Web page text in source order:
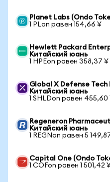
Planet Labs (Ondo
1 PLon равен 154,66 ¥
Hewlett Packard
Китайский юань
1 HPEon равен 358,37 ¥
Global X Defense Tech
Китайский юань
1 SHLDon равен 455,60
Regeneron
Китайский юань
1 REGNon равен 5
Capital One (Ondo
1 COFon равен 1 501,42 ¥